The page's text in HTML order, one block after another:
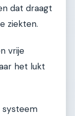
dat draagt
ziekten.
vrije
het lukt
systeem